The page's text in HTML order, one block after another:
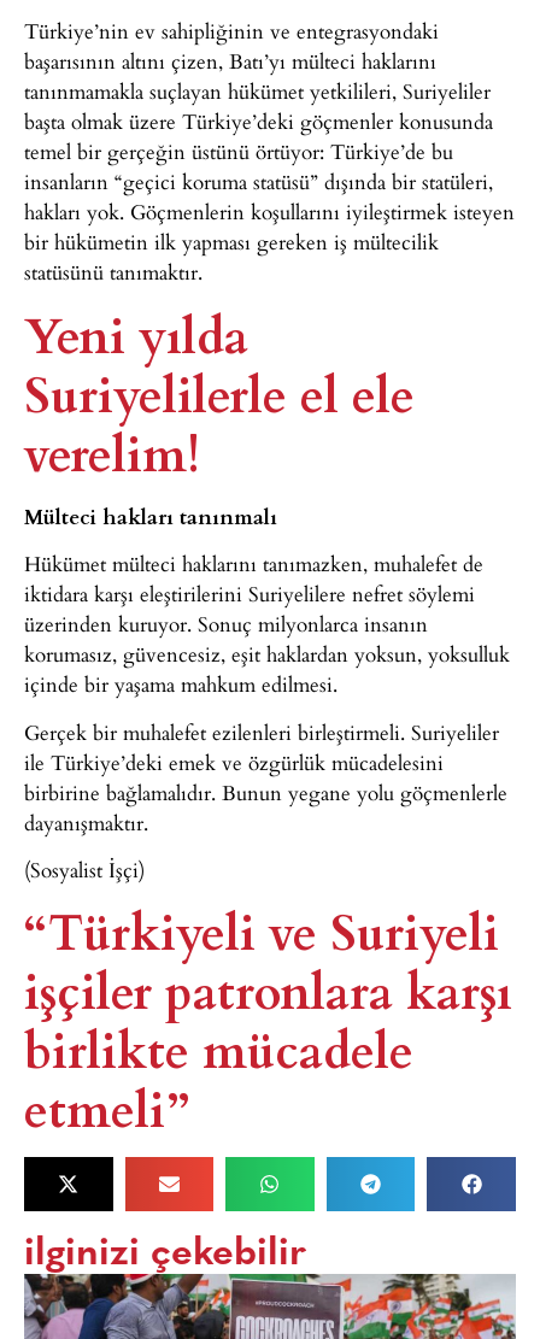
Türkiye’nin ev sahipliğinin ve entegrasyondaki
başarısının altını çizen, Batı’yı mülteci haklarını
tanınmamakla suçlayan hükümet yetkilileri, Suriyeliler
başta olmak üzere Türkiye’deki göçmenler konusunda
temel bir gerçeğin üstünü örtüyor: Türkiye’de bu
insanların “geçici koruma statüsü” dışında bir statüleri,
hakları yok. Göçmenlerin koşullarını iyileştirmek isteyen
bir hükümetin ilk yapması gereken iş mültecilik
statüsünü tanımaktır.
Yeni yılda
Suriyelilerle el ele
verelim!
Mülteci hakları tanınmalı
Hükümet mülteci haklarını tanımazken, muhalefet de
iktidara karşı eleştirilerini Suriyelilere nefret söylemi
üzerinden kuruyor. Sonuç milyonlarca insanın
korumasız, güvencesiz, eşit haklardan yoksun, yoksulluk
içinde bir yaşama mahkum edilmesi.
Gerçek bir muhalefet ezilenleri birleştirmeli. Suriyeliler
ile Türkiye’deki emek ve özgürlük mücadelesini
birbirine bağlamalıdır. Bunun yegane yolu göçmenlerle
dayanışmaktır.
(Sosyalist İşçi)
“Türkiyeli ve Suriyeli
işçiler patronlara karşı
birlikte mücadele
etmeli”
ilginizi çekebilir